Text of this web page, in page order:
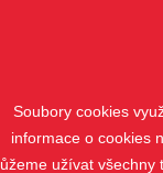
Soubory cookies
informace o cookies
užívat všechny